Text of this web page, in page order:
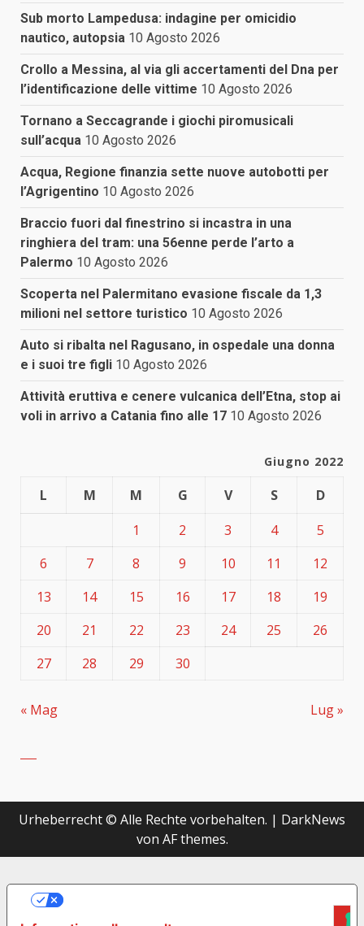
Sub morto Lampedusa: indagine per omicidio
nautico, autopsia 10 Agosto 2026
Crollo a Messina, al via gli accertamenti del Dna per
l’identificazione delle vittime 10 Agosto 2026
Tornano a Seccagrande i giochi piromusicali
sull’acqua 10 Agosto 2026
Acqua, Regione finanzia sette nuove autobotti per
l’Agrigentino 10 Agosto 2026
Braccio fuori dal finestrino si incastra in una
ringhiera del tram: una 56enne perde l’arto a
Palermo 10 Agosto 2026
Scoperta nel Palermitano evasione fiscale da 1,3
milioni nel settore turistico 10 Agosto 2026
Auto si ribalta nel Ragusano, in ospedale una donna
e i suoi tre figli 10 Agosto 2026
Attività eruttiva e cenere vulcanica dell’Etna, stop ai
voli in arrivo a Catania fino alle 17 10 Agosto 2026
Giugno 2022
L M M G V S
D
1
2 3 4
5
6
7 8 9 10 11
12
13
14 15 16 17 18
19
20
21 22 23 24 25
26
27
28 29 30
« Mag Lug »
Urheberrecht © Alle Rechte vorbehalten. | DarkNews
von AF themes.